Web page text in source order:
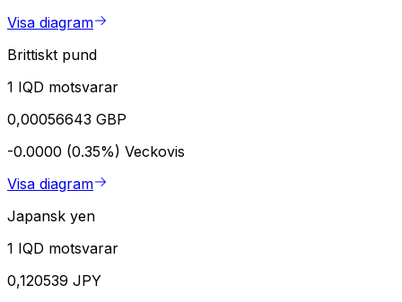
Visa diagram
Brittiskt pund
1 IQD motsvarar
0,00056643 GBP
-0.0000 (0.35%) Veckovis
Visa diagram
Japansk yen
1 IQD motsvarar
0,120539 JPY